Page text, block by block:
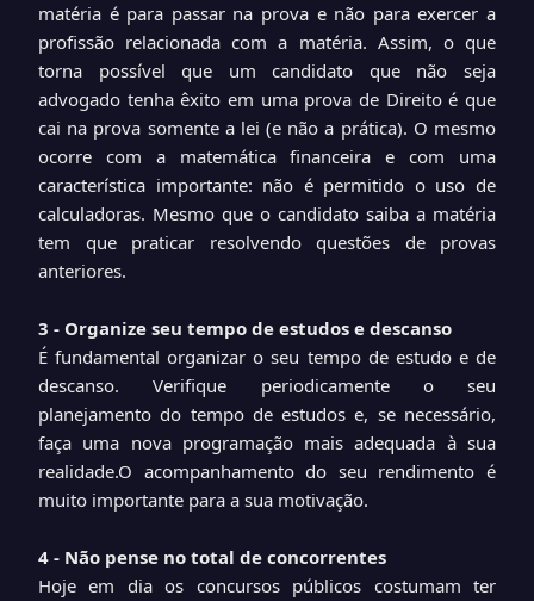
matéria é para passar na prova e não para exercer a
profissão relacionada com a matéria. Assim, o que
torna possível que um candidato que não seja
advogado tenha êxito em uma prova de Direito é que
cai na prova somente a lei (e não a prática). O mesmo
ocorre com a matemática financeira e com uma
característica importante: não é permitido o uso de
calculadoras. Mesmo que o candidato saiba a matéria
tem que praticar resolvendo questões de provas
anteriores.
3 - Organize seu tempo de estudos e descanso
É fundamental organizar o seu tempo de estudo e de
descanso. Verifique periodicamente o seu
planejamento do tempo de estudos e, se necessário,
faça uma nova programação mais adequada à sua
realidade.O acompanhamento do seu rendimento é
muito importante para a sua motivação.
4 - Não pense no total de concorrentes
Hoje em dia os concursos públicos costumam ter